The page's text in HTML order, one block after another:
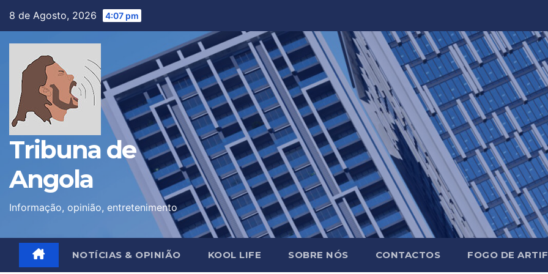
8 de Agosto, 2026 4:07 pm
Tribuna de
Angola
Informação, opinião, entretenimento
NOTÍCIAS & OPINIÃO KOOL LIFE SOBRE NÓS CONTACTOS FOGO DE